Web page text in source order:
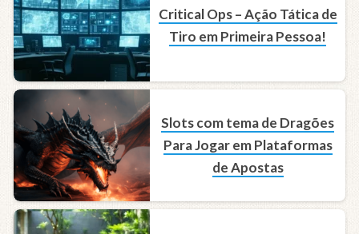
Critical Ops – Ação Tática de
Tiro em Primeira Pessoa!
Slots com tema de Dragões
Para Jogar em Plataformas
de Apostas